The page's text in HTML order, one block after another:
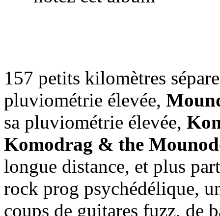
157 petits kilomètres
pluviométrie élevée,
sa pluviométrie élevée,
Komodrag & the
longue distance, et plus
rock prog psychédélique,
coups de guitares fuzz, de